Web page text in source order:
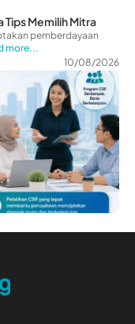
Tips Memilih Mitra
pemberdayaan
more...
10/08/2026